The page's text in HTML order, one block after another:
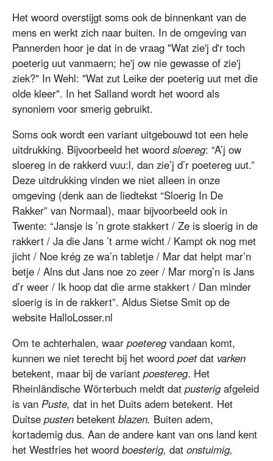
Het woord overstijgt soms ook de binnenkant van de
mens en werkt zich naar buiten. In de omgeving van
Pannerden hoor je dat in de vraag "Wat zie'j d'r toch
poeterig uut vanmaern; he'j ow nie gewasse of zie'j
ziek?" In Wehl: "Wat zut Leike der poeterig uut met die
olde kleer". In het Salland wordt het woord als
synoniem voor smerig gebruikt.
Soms ook wordt een variant uitgebouwd tot een hele
uitdrukking. Bijvoorbeeld het woord sloereg: “A’j ow
sloereg in de rakkerd vuu:l, dan zie’j d’r poetereg uut.”
Deze uitdrukking vinden we niet alleen in onze
omgeving (denk aan de liedtekst “Sloerig In De
Rakker” van Normaal), maar bijvoorbeeld ook in
Twente: “Jansje is ’n grote stakkert / Ze is sloerig in de
rakkert / Ja die Jans ’t arme wicht / Kampt ok nog met
jicht / Noe krég ze wa’n tabletje / Mar dat helpt mar’n
betje / Alns dut Jans noe zo zeer / Mar morg’n is Jans
d’r weer / Ik hoop dat die arme stakkert / Dan minder
sloerig is in de rakkert”. Aldus Sietse Smit op de
website HalloLosser.nl
Om te achterhalen, waar poeteregvandaan komt,
kunnen we niet terecht bij het woord poetdat varken
betekent, maar bij de variant poestereg. Het
Rheinländische Wörterbuch meldt dat pusterigafgeleid
is van Puste, dat in het Duits adem betekent. Het
Duitse pusten betekent blazen. Buiten adem,
kortademig dus. Aan de andere kant van ons land kent
het Westfries het woord boesterig, dat onstuimig,